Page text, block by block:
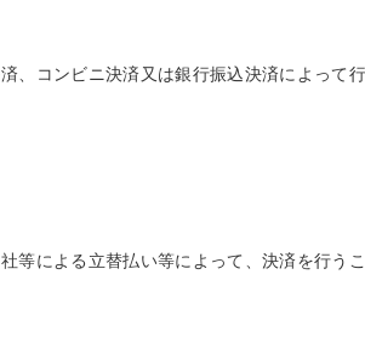
コンビニ決済又は銀行振込決済によって
による立替払い等によって、決済を行うこ